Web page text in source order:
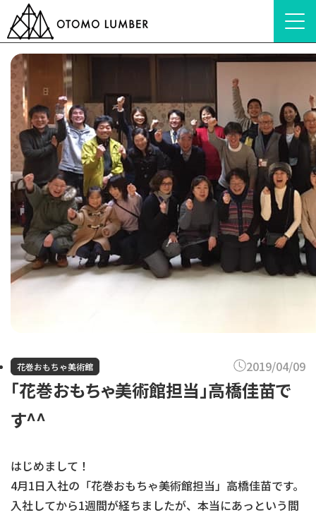
HOME ブログ 「花巻おもちゃ美術館担当」高橋佳苗
花巻おもちゃ美術館 2019/04/09
「花巻おもちゃ美術館担当」高橋佳苗で
す^^
はじめまして！
4月1日入社の「花巻おもちゃ美術館担当」高橋佳苗です。
入社してから1週間が経ちましたが、本当にあっという間